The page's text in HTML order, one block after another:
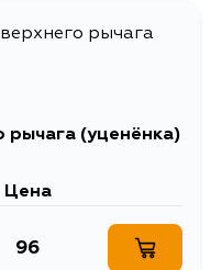
рычага (уценёнка)
Цена
96